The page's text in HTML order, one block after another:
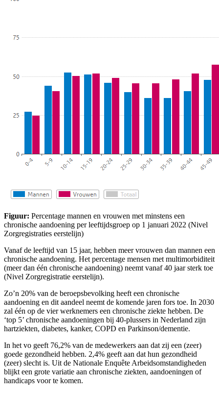
Figuur: Percentage mannen en vrouwen met minstens een
chronische aandoening per leeftijdsgroep op 1 januari 2022 (Nivel
Zorgregistraties eerstelijn)
Vanaf de leeftijd van 15 jaar, hebben meer vrouwen dan mannen een
chronische aandoening. Het percentage mensen met multimorbiditeit
(meer dan één chronische aandoening) neemt vanaf 40 jaar sterk toe
(Nivel Zorgregistratie eerstelijn).
Zo’n 20% van de beroepsbevolking heeft een chronische
aandoening en dit aandeel neemt de komende jaren fors toe. In 2030
zal één op de vier werknemers een chronische ziekte hebben. De
‘top 5’ chronische aandoeningen bij 40-plussers in Nederland zijn
hartziekten, diabetes, kanker, COPD en Parkinson/dementie.
In het vo geeft 76,2% van de medewerkers aan dat zij een (zeer)
goede gezondheid hebben. 2,4% geeft aan dat hun gezondheid
(zeer) slecht is. Uit de Nationale Enquête Arbeidsomstandigheden
blijkt een grote variatie aan chronische ziekten, aandoeningen of
handicaps voor te komen.